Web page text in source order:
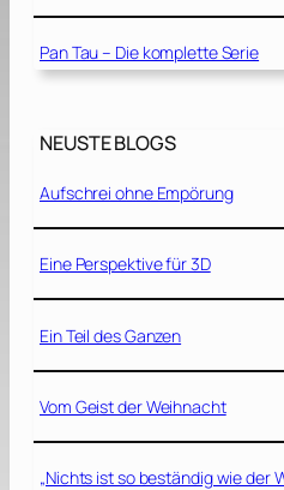
Pan Tau – Die komplette Serie
NEUSTE BLOGS
Aufschrei ohne Empörung
Eine Perspektive für 3D
Ein Teil des Ganzen
Vom Geist der Weihnacht
„Nichts ist so beständig wie der